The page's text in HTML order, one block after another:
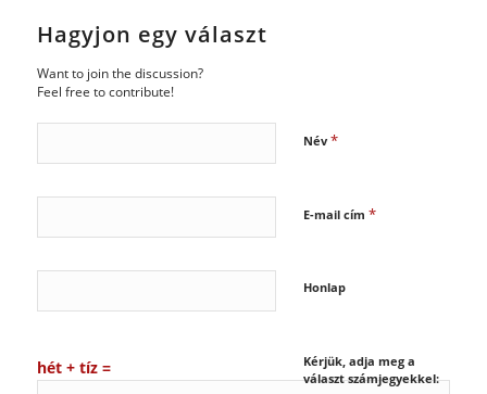
Hagyjon egy választ
Want to join the discussion?
Feel free to contribute!
Név *
E-mail cím *
Honlap
Kérjük, adja meg a
választ számjegyekkel:
hét + tíz =